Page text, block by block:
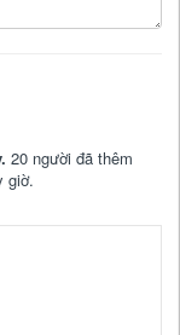
20 người đã thêm
giờ.